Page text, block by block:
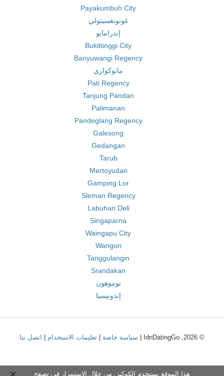
Payakumbuh City
غونونغسيتولي
إندرامايو
Bukittinggi City
Banyuwangi Regency
مانوكواري
Pati Regency
Tanjung Pandan
Palimanan
Pandeglang Regency
Galesong
Gedangan
Tarub
Mertoyudan
Gamping Lor
Sleman Regency
Labuhan Deli
Singaparna
Waingapu City
Wangon
Tanggulangin
Srandakan
توموهون
إندونيسيا
© 2026, IdnDatingGo | سياسة خاصة تعليمات الاستخدام اتصل بنا
هذا الموقع يستخدم الكوكيز. من خلال الاستمرار في تصفح